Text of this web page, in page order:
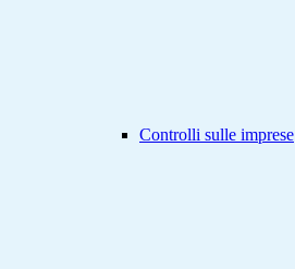
Controlli sulle imprese